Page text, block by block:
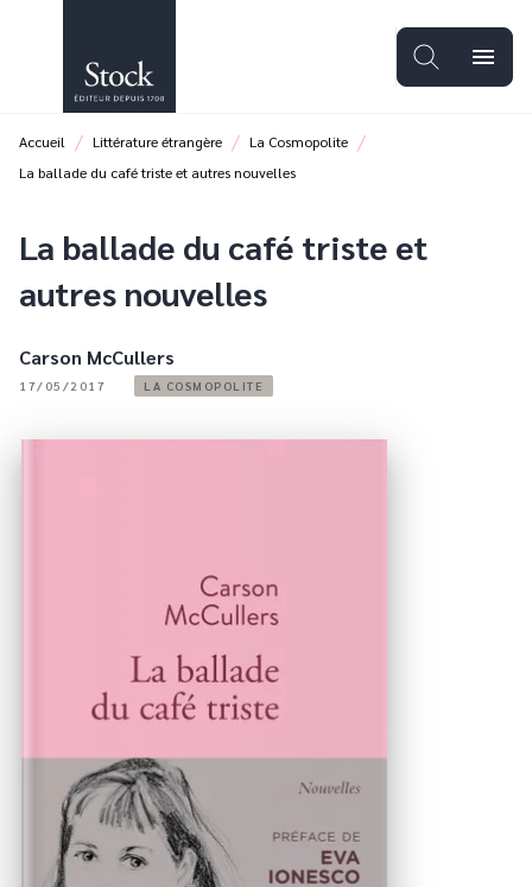
PIED DE PAGE
menu
Accueil / Littérature étrangère / La Cosmopolite /
La ballade du café triste et autres nouvelles
La ballade du café triste et
autres nouvelles
Carson McCullers
17/05/2017 LA COSMOPOLITE